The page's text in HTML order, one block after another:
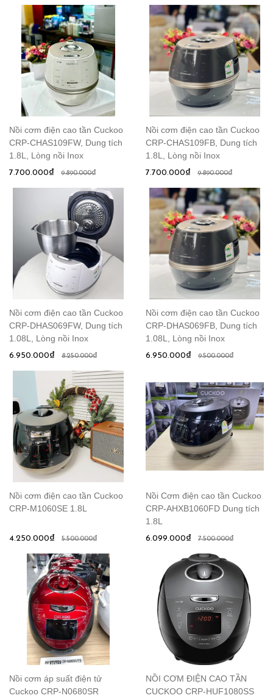
Nồi cơm điện cao tần Cuckoo
CRP-CHAS109FW, Dung tích
1.8L, Lòng nồi Inox
7.700.000₫ 9.890.000₫
Nồi cơm điện cao tần Cuckoo
CRP-CHAS109FB, Dung tích
1.8L, Lòng nồi Inox
7.700.000₫ 9.890.000₫
Nồi cơm điện cao tần Cuckoo
CRP-DHAS069FW, Dung tích
1.08L, Lòng nồi Inox
6.950.000₫ 8.250.000₫
Nồi cơm điện cao tần Cuckoo
CRP-DHAS069FB, Dung tích
1.08L, Lòng nồi Inox
6.950.000₫ 9.500.000₫
Nồi cơm điện cao tần Cuckoo
CRP-M1060SE 1.8L
4.250.000₫ 5.500.000₫
Nồi Cơm điện cao tần Cuckoo
CRP-AHXB1060FD Dung tích
1.8L
6.099.000₫ 7.500.000₫
Nồi cơm áp suất điện tử
Cuckoo CRP-N0680SR
NỒI CƠM ĐIỆN CAO TẦN
CUCKOO CRP-HUF1080SS